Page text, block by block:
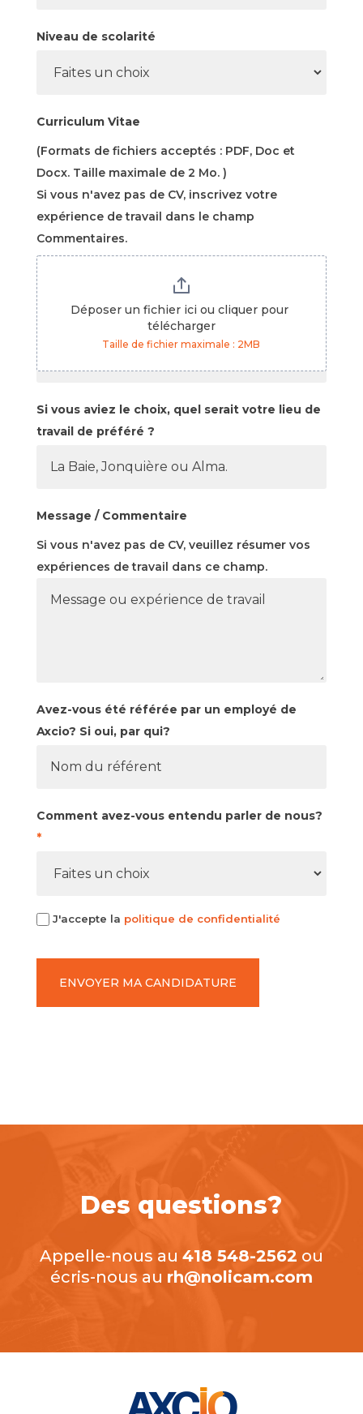
Niveau de scolarité
Curriculum Vitae
(Formats de fichiers acceptés : PDF, Doc et
Docx. Taille maximale de 2 Mo. )
Si vous n'avez pas de CV, inscrivez votre
expérience de travail dans le champ
Commentaires.
Déposer un fichier ici ou cliquer pour
télécharger
Taille de fichier maximale : 2MB
Si vous aviez le choix, quel serait votre lieu de
travail de préféré ?
Message / Commentaire
Si vous n'avez pas de CV, veuillez résumer vos
expériences de travail dans ce champ.
Avez-vous été référée par un employé de
Axcio? Si oui, par qui?
Comment avez-vous entendu parler de nous?
*
avez-
J'accepte la politique de confidentialité
ENVOYER MA CANDIDATURE
Des questions?
Appelle-nous au 418 548-2562 ou
écris-nous au rh@nolicam.com